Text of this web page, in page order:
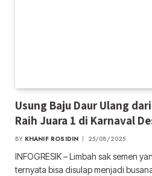
Usung Baju Daur Ulang
Raih Juara 1 di Karnaval
BY KHANIF ROSIDIN 25/08/2025
INFOGRESIK – Limbah sak semen
ternyata bisa disulap menjadi